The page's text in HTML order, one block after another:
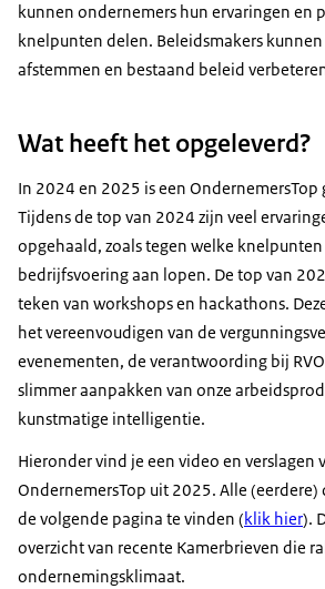
kunnen ondernemers hun ervaringen en
knelpunten delen. Beleidsmakers
afstemmen en bestaand beleid
Wat heeft het opgeleverd?
In 2024 en 2025 is een OndernemersTop
Tijdens de top van 2024 zijn veel
opgehaald, zoals tegen welke
bedrijfsvoering aan lopen. De top van
teken van workshops en hackathons.
het vereenvoudigen van de
evenementen, de verantwoording bij
slimmer aanpakken van onze
kunstmatige intelligentie.
Hieronder vind je een video en verslagen
OndernemersTop uit 2025. Alle
de volgende pagina te vinden (klik hier).
overzicht van recente Kamerbrieven die
ondernemingsklimaat.